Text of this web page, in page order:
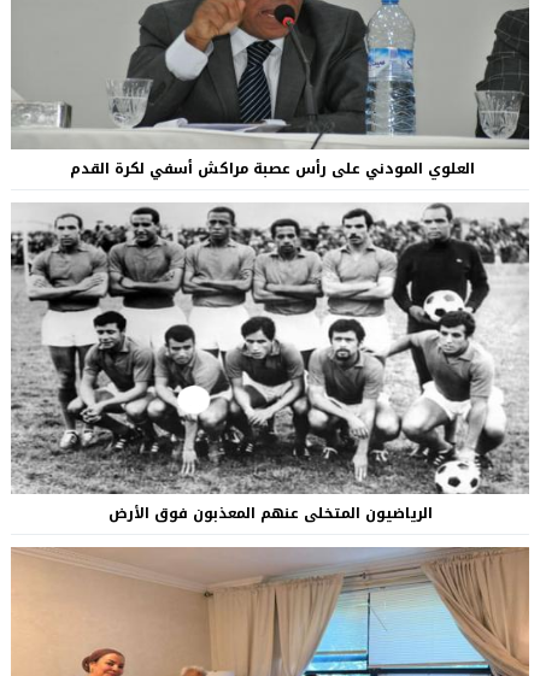
العلوي المودني على رأس عصبة مراكش أسفي لكرة القدم
الرياضيون المتخلى عنهم المعذبون فوق الأرض